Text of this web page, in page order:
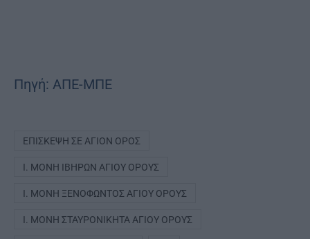
Πηγή: ΑΠΕ-ΜΠΕ
ΕΠΊΣΚΕΨΗ ΣΕ ΆΓΙΟΝ ΌΡΟΣ
Ι. ΜΟΝΉ ΙΒΉΡΩΝ ΑΓΊΟΥ ΌΡΟΥΣ
Ι. ΜΟΝΉ ΞΕΝΟΦΏΝΤΟΣ ΑΓΊΟΥ ΌΡΟΥΣ
Ι. ΜΟΝΉ ΣΤΑΥΡΟΝΙΚΉΤΑ ΑΓΊΟΥ ΌΡΟΥΣ